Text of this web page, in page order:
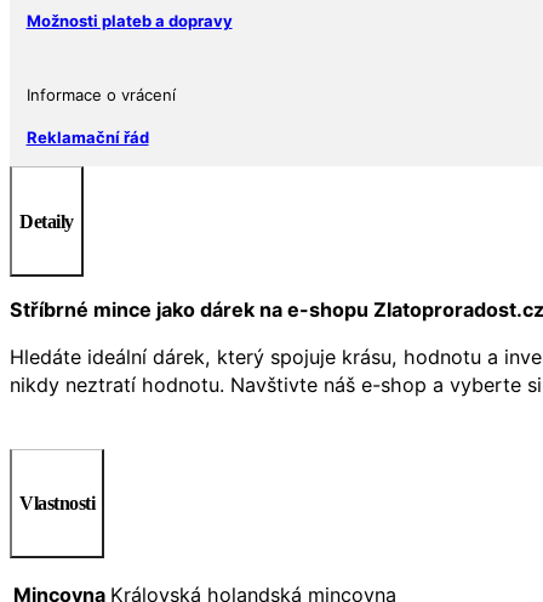
Možnosti plateb a dopravy
Informace o vrácení
Reklamační řád
Detaily
Stříbrné mince jako dárek na e-shopu Zlatoproradost.cz
Hledáte ideální dárek, který spojuje krásu, hodnotu a
nikdy neztratí hodnotu. Navštivte náš e-shop a vyberte
Vlastnosti
Mincovna Královská holandská mincovna